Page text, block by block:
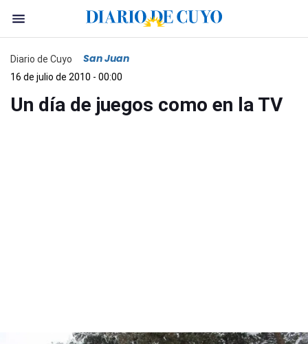
Diario de Cuyo San Juan
16 de julio de 2010 - 00:00
Un día de juegos como en la TV